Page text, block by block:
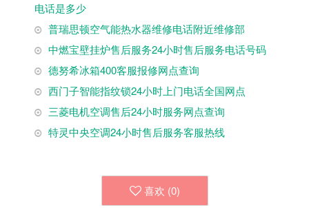
电话是多少
普瑞思顿空气能热水器维修电话附近维修部
中燃宝壁挂炉售后服务24小时售后服务电话号码
德努希冰箱400客服报修网点查询
西门子智能指纹锁24小时上门电话全国网点
三菱电机空调售后24小时服务网点查询
特灵中央空调24小时售后服务客服热线
喜欢 (0)